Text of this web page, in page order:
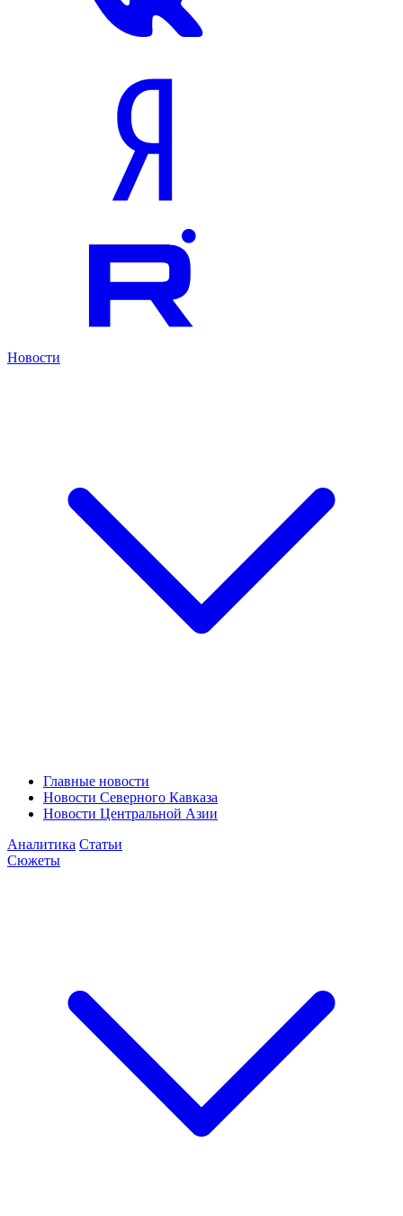
Новости
Главные новости
Новости Северного Кавказа
Новости Центральной Азии
Аналитика Статьи
Сюжеты